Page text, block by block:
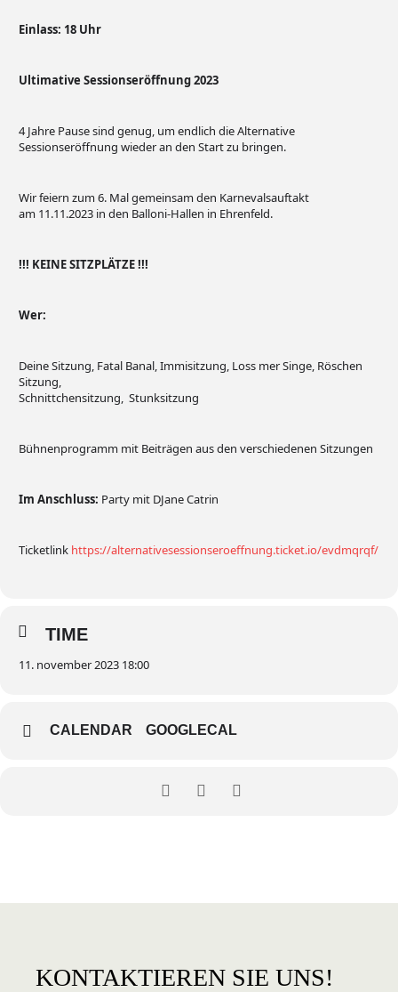
Einlass: 18 Uhr
Ultimative Sessionseröffnung 2023
4 Jahre Pause sind genug, um endlich die Alternative
Sessionseröffnung wieder an den Start zu bringen.
Wir feiern zum 6. Mal gemeinsam den Karnevalsauftakt
am 11.11.2023 in den Balloni-Hallen in Ehrenfeld.
!!! KEINE SITZPLÄTZE !!!
Wer:
Deine Sitzung, Fatal Banal, Immisitzung, Loss mer Singe, Röschen
Sitzung,
Schnittchensitzung, Stunksitzung
Bühnenprogramm mit Beiträgen aus den verschiedenen Sitzungen
Im Anschluss: Party mit DJane Catrin
Ticketlink https://alternativesessionseroeffnung.ticket.io/evdmqrqf/
TIME
11. november 2023 18:00
CALENDAR GOOGLECAL
KONTAKTIEREN SIE UNS!